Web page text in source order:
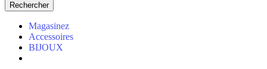
Rechercher
Magasinez
Accessoires
BIJOUX